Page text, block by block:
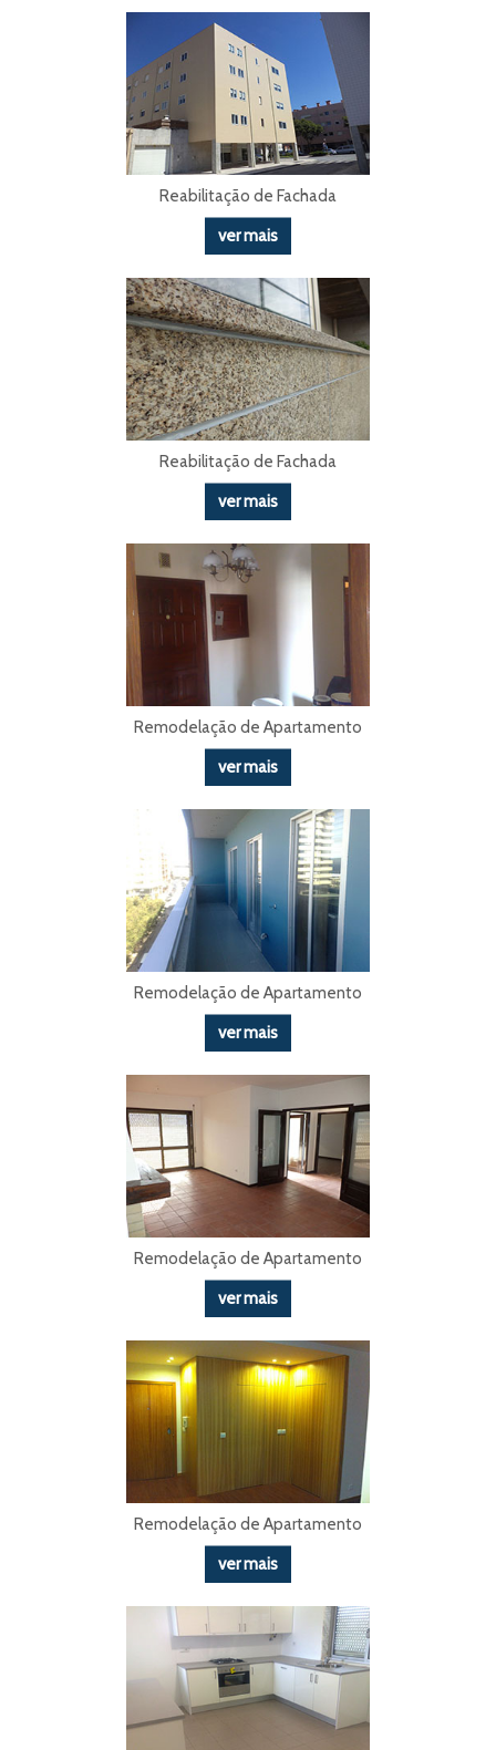
Reabilitação de Fachada
ver mais
Reabilitação de Fachada
ver mais
Remodelação de Apartamento
ver mais
Remodelação de Apartamento
ver mais
Remodelação de Apartamento
ver mais
Remodelação de Apartamento
ver mais